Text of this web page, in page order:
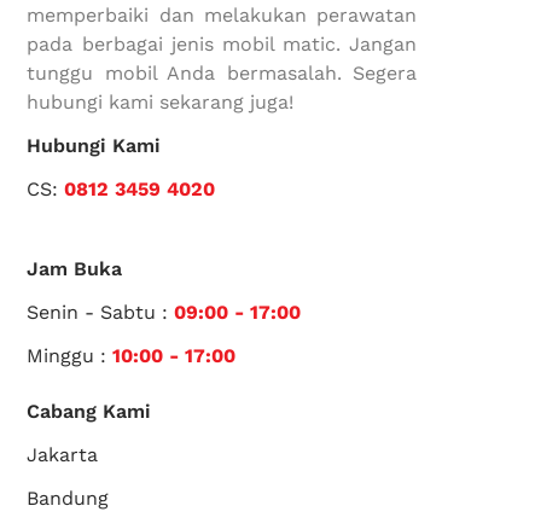
memperbaiki dan melakukan perawatan
pada berbagai jenis mobil matic. Jangan
tunggu mobil Anda bermasalah. Segera
hubungi kami sekarang juga!
Hubungi Kami
CS:0812 3459 4020
Jam Buka
Senin - Sabtu :09:00 - 17:00
Minggu :10:00 - 17:00
Cabang Kami
Jakarta
Bandung